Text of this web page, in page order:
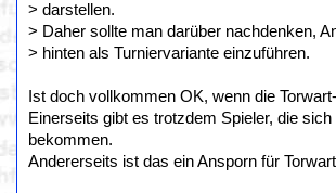
> darstellen.
> Daher sollte man darüber nachdenken,
> hinten als Turniervariante einzuführen.
Ist doch vollkommen OK, wenn die
Einerseits gibt es trotzdem Spieler, die
bekommen.
Andererseits ist das ein Ansporn für